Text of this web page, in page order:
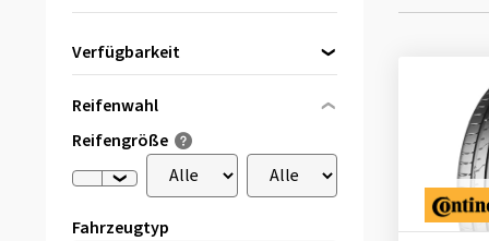
Verfügbarkeit
Reifenwahl
Reifengröße
Fahrzeugtyp